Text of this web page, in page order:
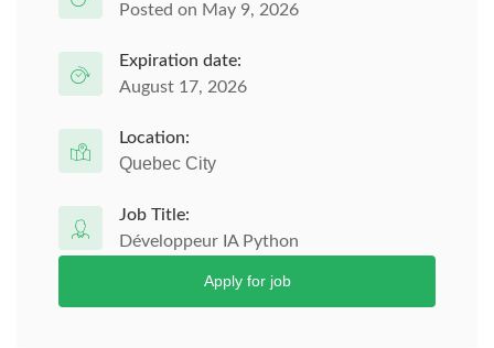
Posted on May 9, 2026
Expiration date:
August 17, 2026
Location:
Quebec City
Job Title:
Développeur IA Python
Apply for job